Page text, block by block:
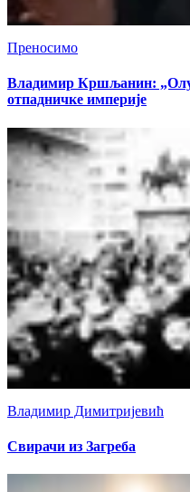
Преносимо
Владимир Кршљанин:
отпадничке империје
Владимир Димитријевић
Свирачи из Загреба